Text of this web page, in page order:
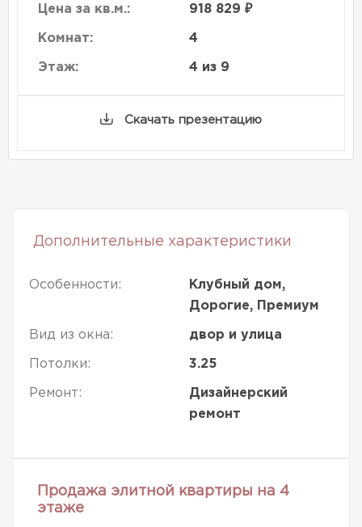
Цена за кв.м.: 918 829 ₽
Комнат: 4
Этаж: 4 из 9
Скачать презентацию
Дополнительные характеристики
Особенности:
Клубный дом,
Дорогие, Премиум
Вид из окна: двор и улица
Потолки: 3.25
Ремонт:
Дизайнерский
ремонт
Продажа элитной квартиры на 4
этаже